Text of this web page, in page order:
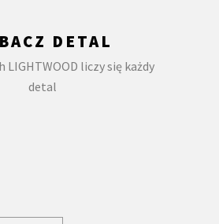
DETAL
LIGHTWOOD liczy się każdy
detal